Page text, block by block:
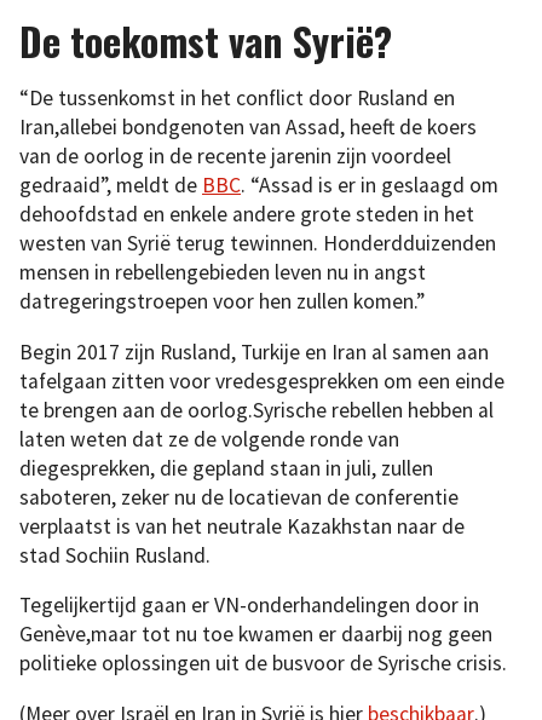
De toekomst van Syrië?
“De tussenkomst in het conflict door Rusland en
Iran,allebei bondgenoten van Assad, heeft de koers
van de oorlog in de recente jarenin zijn voordeel
gedraaid”, meldt de BBC. “Assad is er in geslaagd om
dehoofdstad en enkele andere grote steden in het
westen van Syrië terug tewinnen. Honderdduizenden
mensen in rebellengebieden leven nu in angst
datregeringstroepen voor hen zullen komen.”
Begin 2017 zijn Rusland, Turkije en Iran al samen aan
tafelgaan zitten voor vredesgesprekken om een einde
te brengen aan de oorlog.Syrische rebellen hebben al
laten weten dat ze de volgende ronde van
diegesprekken, die gepland staan in juli, zullen
saboteren, zeker nu de locatievan de conferentie
verplaatst is van het neutrale Kazakhstan naar de
stad Sochiin Rusland.
Tegelijkertijd gaan er VN-onderhandelingen door in
Genève,maar tot nu toe kwamen er daarbij nog geen
politieke oplossingen uit de busvoor de Syrische crisis.
(Meer over Israël en Iran in Syrië is hier beschikbaar.)